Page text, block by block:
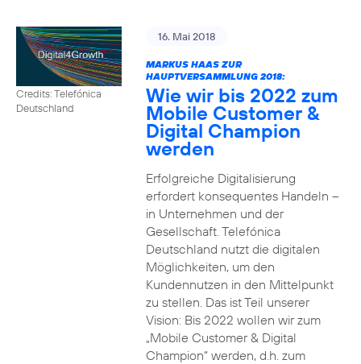
Credits: Telefónica
Deutschland
16. Mai 2018
MARKUS HAAS ZUR
HAUPTVERSAMMLUNG 2018:
Wie wir bis 2022 zum
Mobile Customer &
Digital Champion
werden
Erfolgreiche Digitalisierung
erfordert konsequentes Handeln –
in Unternehmen und der
Gesellschaft. Telefónica
Deutschland nutzt die digitalen
Möglichkeiten, um den
Kundennutzen in den Mittelpunkt
zu stellen. Das ist Teil unserer
Vision: Bis 2022 wollen wir zum
„Mobile Customer & Digital
Champion“ werden, d.h. zum